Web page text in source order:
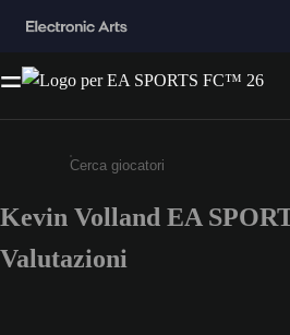
Inserisci un minimo di 3
Kevin Volland EA
Valutazioni